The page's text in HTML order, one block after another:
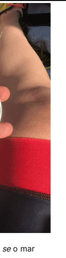
seo mar